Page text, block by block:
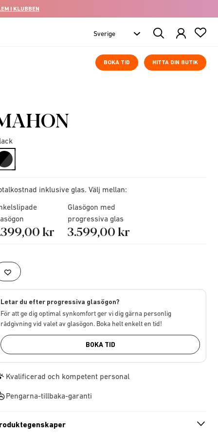
I KLUBBEN
Search
Products
BOKA TID HITTA DIN BUTIK
selected
inklusive glas. Välj mellan:
kr
Glasögon med
progressiva glas
3.599,00 kr
Letar du efter progressiva glasögon?
För att ge dig optimal synkomfort ger vi dig gärna personlig
rådgivning vid valet av glasögon. Boka helt enkelt en tid!
BOKA TID
Kvalificerad och kompetent personal
Pengarna-tillbaka-garanti